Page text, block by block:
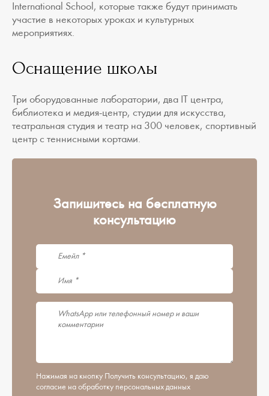
International School, которые также будут принимать
участие в некоторых уроках и культурных
мероприятиях.
Оснащение школы
Три оборудованные лаборатории, два IT центра,
библиотека и медия-центр, студии для искусства,
театральная студия и театр на 300 человек, спортивный
центр с теннисными кортами.
Запишитесь на бесплатную
консультацию
Нажимая на кнопку Получить консультацию, я даю
согласие на обработку персональных данных